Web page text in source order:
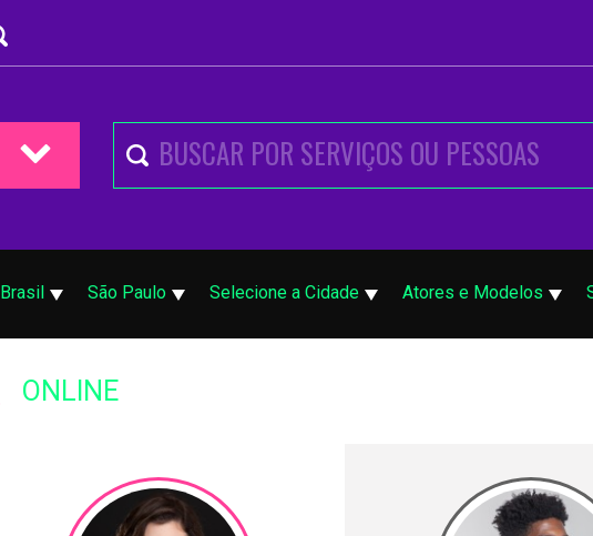
Brasil São Paulo Selecione a Cidade Atores e Modelos
ONLINE